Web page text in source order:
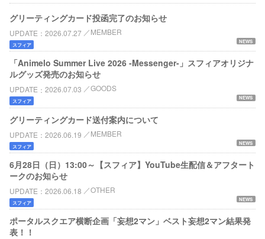
グリーティングカード投函完了のお知らせ
UPDATE 2026.07.27 MEMBER
NEWS
スフィア
「Animelo Summer Live 2026 -Messenger-」スフィアオリジナ
ルグッズ発売のお知らせ
UPDATE 2026.07.03 GOODS
NEWS
スフィア
グリーティングカード送付案内について
UPDATE 2026.06.19 MEMBER
NEWS
スフィア
6月28日（日）13:00～【スフィア】YouTube生配信＆アフタート
ークのお知らせ
UPDATE 2026.06.18 OTHER
NEWS
スフィア
ポータルスクエア横断企画「妄想2マン」ベスト妄想2マン結果発
表！！